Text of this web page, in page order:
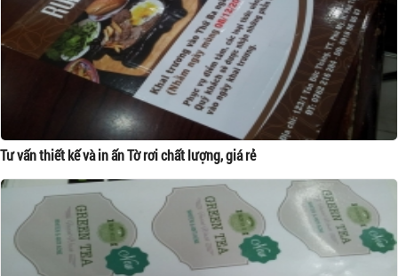
Tư vấn thiết kế và in ấn Tờ rơi chất lượng, giá rẻ